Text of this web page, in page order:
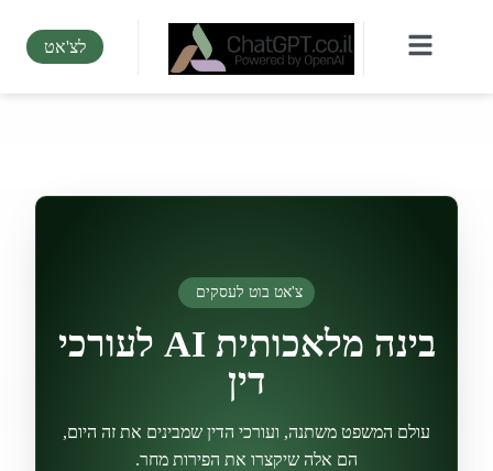
לצ'אט
בינה מלאכותית AI לעורכי דין
צ'אט בוט לעסקים
בינה מלאכותית AI לעורכי
דין
עולם המשפט משתנה, ועורכי הדין שמבינים את זה היום,
הם אלה שיקצרו את הפירות מחר.